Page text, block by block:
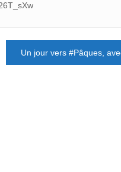
Un jour vers #Pâques,